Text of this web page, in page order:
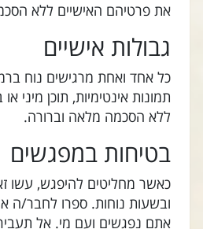
את פרטיהם האישיים ללא
גבולות אישיים
כל אחד ואחת מרגישים נוח
תמונות אינטימיות, תוכן מיני
ללא הסכמה מלאה וברורה.
בטיחות במפגשים
כאשר מחליטים להיפגש, עשו
ובשעות נוחות. ספרו לחבר/ה
אתם נפגשים ועם מי. אל